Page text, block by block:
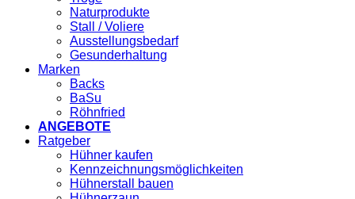
Naturprodukte
Stall / Voliere
Ausstellungsbedarf
Gesunderhaltung
Marken
Backs
BaSu
Röhnfried
ANGEBOTE
Ratgeber
Hühner kaufen
Kennzeichnungsmöglichkeiten
Hühnerstall bauen